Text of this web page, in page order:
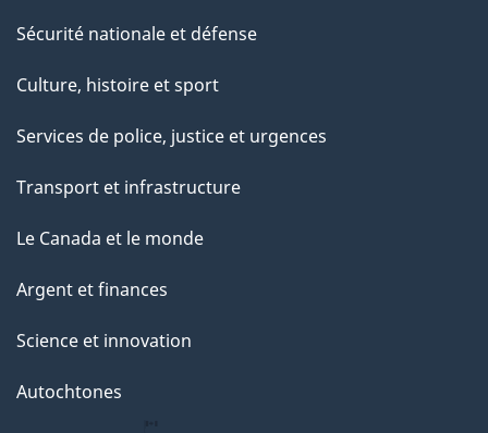
Sécurité nationale et défense
Culture, histoire et sport
Services de police, justice et urgences
Transport et infrastructure
Le Canada et le monde
Argent et finances
Science et innovation
Autochtones